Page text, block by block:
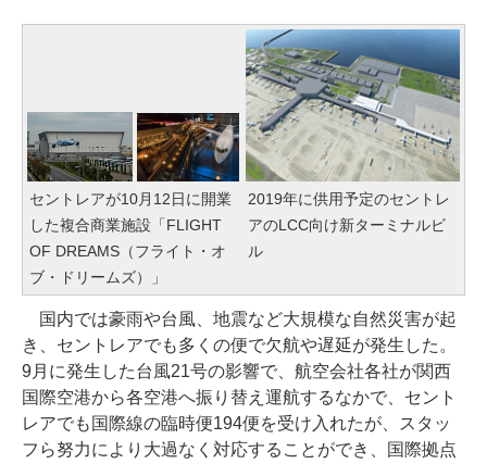
セントレアが10月12日に開業
した複合商業施設「FLIGHT
OF DREAMS（フライト・オ
ブ・ドリームズ）」
2019年に供用予定のセントレ
アのLCC向け新ターミナルビ
ル
国内では豪雨や台風、地震など大規模な自然災害が起
き、セントレアでも多くの便で欠航や遅延が発生した。
9月に発生した台風21号の影響で、航空会社各社が関西
国際空港から各空港へ振り替え運航するなかで、セント
レアでも国際線の臨時便194便を受け入れたが、スタッ
フら努力により大過なく対応することができ、国際拠点